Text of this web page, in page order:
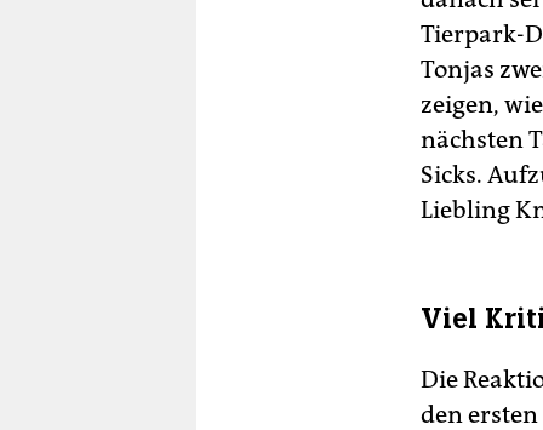
Tierpark-
Tonjas
zeigen,
nächsten
Sicks.
Liebling
Viel
Die
den